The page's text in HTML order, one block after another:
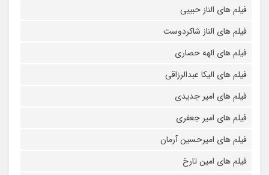
فیلم های الناز حبیبی
فیلم های الناز شاکردوست
فیلم های الهه حصاری
فیلم های الیکا عبدالرزاقی
فیلم های امیر جدیدی
فیلم های امیر جعفری
فیلم های امیرحسین آرمان
فیلم های امین تارخ